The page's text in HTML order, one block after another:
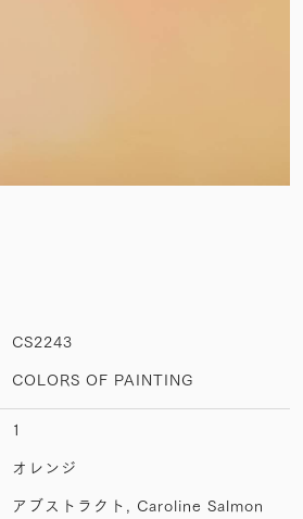
CS2243
COLORS OF PAINTING
1
オレンジ
アブストラクト, Caroline Salmon